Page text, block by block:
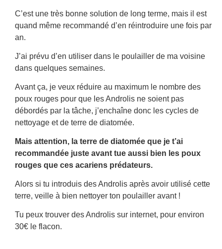
C’est une très bonne solution de long terme, mais il est
quand même recommandé d’en réintroduire une fois par
an.
J’ai prévu d’en utiliser dans le poulailler de ma voisine
dans quelques semaines.
Avant ça, je veux réduire au maximum le nombre des
poux rouges pour que les Androlis ne soient pas
débordés par la tâche, j’enchaîne donc les cycles de
nettoyage et de terre de diatomée.
Mais attention, la terre de diatomée que je t’ai
recommandée juste avant tue aussi bien les poux
rouges que ces acariens prédateurs.
Alors si tu introduis des Androlis après avoir utilisé cette
terre, veille à bien nettoyer ton poulailler avant !
Tu peux trouver des Androlis sur internet, pour environ
30€ le flacon.